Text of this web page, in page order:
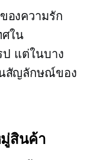
องความรัก
ศใน
ป แต่ในบาง
สัญลักษณ์ของ
สินค้า